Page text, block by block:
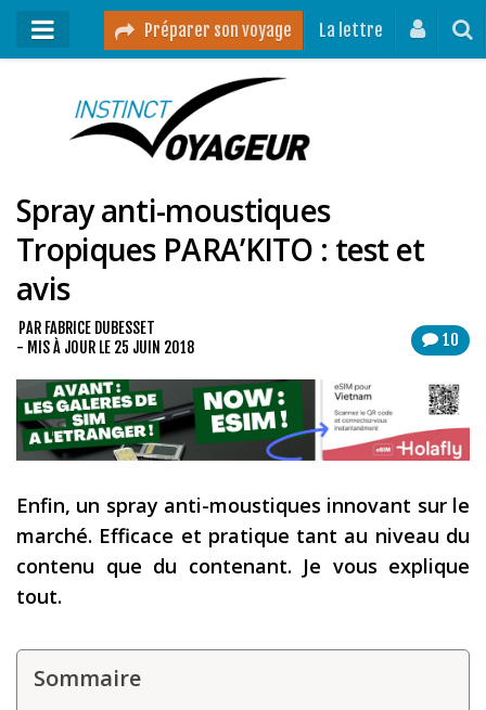
Préparer son voyage La lettre
Mon podcast
Destinations
Mes ressources pour voyager
Guides voyages
A propos
Mon journal de bord sur Instagram
Les derniers articles
LA LETTRE
Spray anti-moustiques
Tropiques PARA’KITO : test et
avis
10
PAR FABRICE DUBESSET
- MIS À JOUR LE 25 JUIN 2018
Enfin, un spray anti-moustiques innovant sur le
marché. Efficace et pratique tant au niveau du
contenu que du contenant. Je vous explique
tout.
Sommaire